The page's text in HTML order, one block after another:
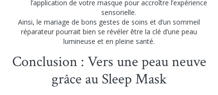
l’application de votre masque pour accroître l’expérience
sensorielle.
Ainsi, le mariage de bons gestes de soins et d’un sommeil
réparateur pourrait bien se révéler être la clé d’une peau
lumineuse et en pleine santé.
Conclusion : Vers une peau neuve
grâce au Sleep Mask